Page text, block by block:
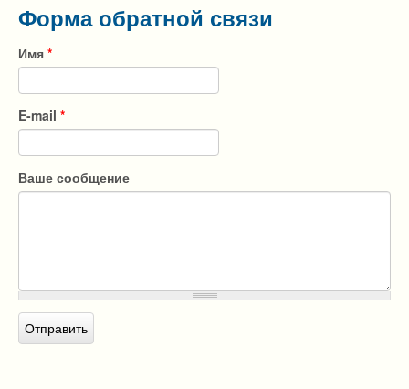
Форма обратной связи
Имя *
E-mail *
Ваше сообщение